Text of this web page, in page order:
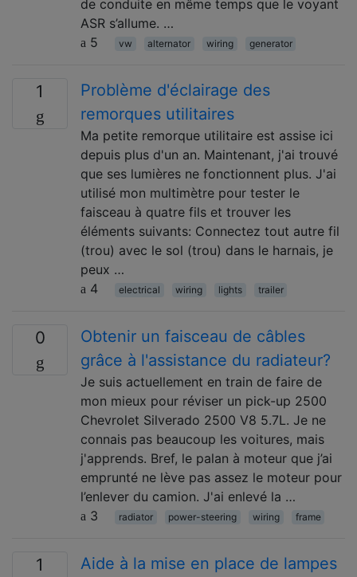
de conduite en même temps que le voyant
ASR s’allume. …
5
vw alternator wiring generator
1
Problème d'éclairage des
remorques utilitaires
Ma petite remorque utilitaire est assise ici
depuis plus d'un an. Maintenant, j'ai trouvé
que ses lumières ne fonctionnent plus. J'ai
utilisé mon multimètre pour tester le
faisceau à quatre fils et trouver les
éléments suivants: Connectez tout autre fil
(trou) avec le sol (trou) dans le harnais, je
peux …
4
electrical wiring lights trailer
0
Obtenir un faisceau de câbles
grâce à l'assistance du radiateur?
Je suis actuellement en train de faire de
mon mieux pour réviser un pick-up 2500
Chevrolet Silverado 2500 V8 5.7L. Je ne
connais pas beaucoup les voitures, mais
j'apprends. Bref, le palan à moteur que j’ai
emprunté ne lève pas assez le moteur pour
l’enlever du camion. J'ai enlevé la …
3
radiator power-steering wiring frame
1
Aide à la mise en place de lampes